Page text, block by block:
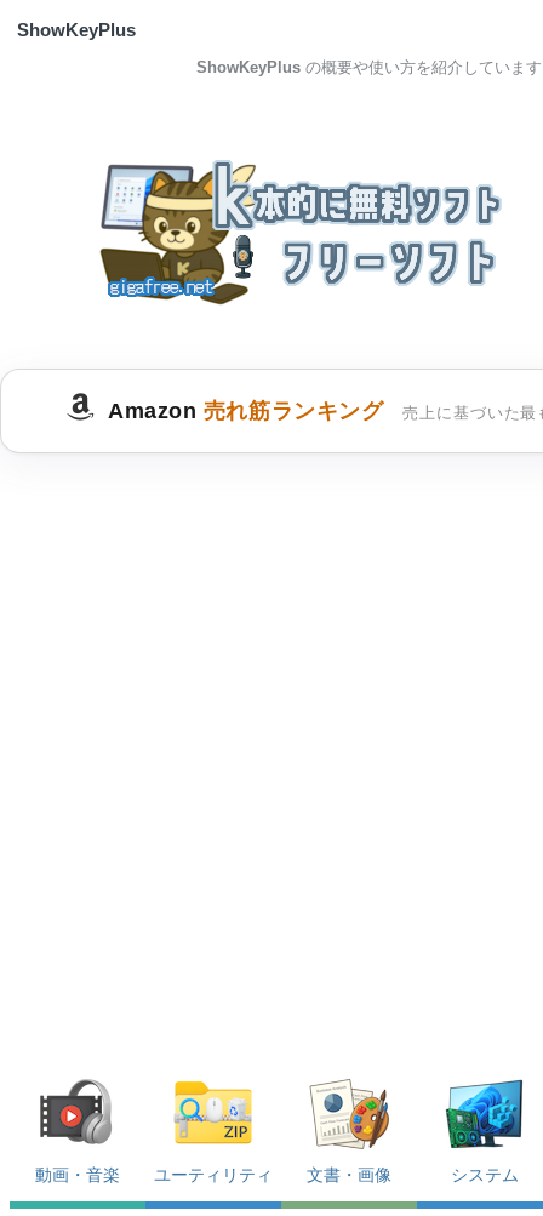
ShowKeyPlus
ShowKeyPlus の概要や使い方を紹介しています
Amazon 売れ筋ランキング 売上に基づいた最
動画・音楽 ユーティリティ 文書・画像 システム